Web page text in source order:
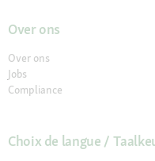
Over ons
Over ons
Jobs
Compliance
Choix de langue /